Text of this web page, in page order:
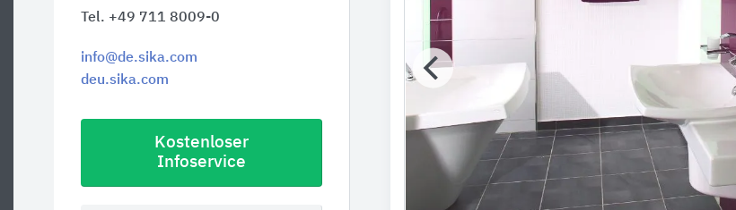
Tel. +49 711 8009-0
info@de.sika.com
deu.sika.com
Kostenloser
Infoservice